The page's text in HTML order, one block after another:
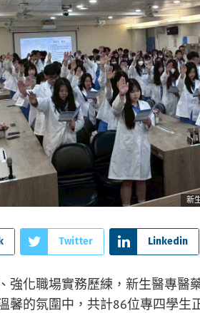
新
Twitter Linkedin
強化職場實務歷練，新生醫專醫
馨的氛圍中，共計86位專四學生